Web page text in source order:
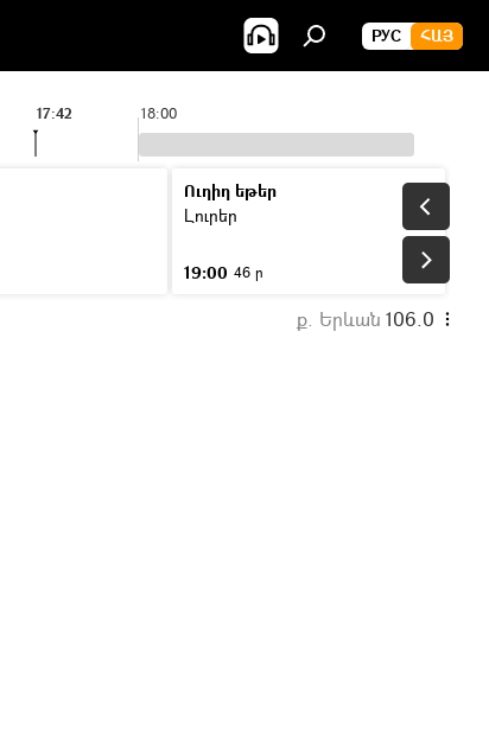
РУС ՀԱՅ
18:00
17:42
Ուղիղ եթեր
Լուրեր
19:00 46 ր
ք. Երևան 106.0